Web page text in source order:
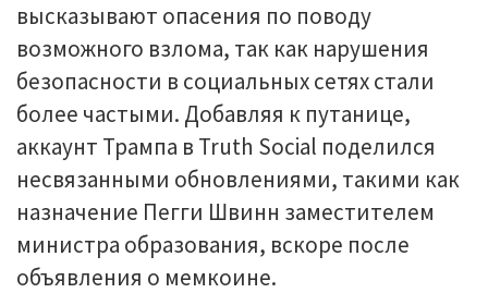
высказывают опасения по поводу
возможного взлома, так как нарушения
безопасности в социальных сетях стали
более частыми. Добавляя к путанице,
аккаунт Трампа в Truth Social поделился
несвязанными обновлениями, такими как
назначение Пегги Швинн заместителем
министра образования, вскоре после
объявления о мемкоине.